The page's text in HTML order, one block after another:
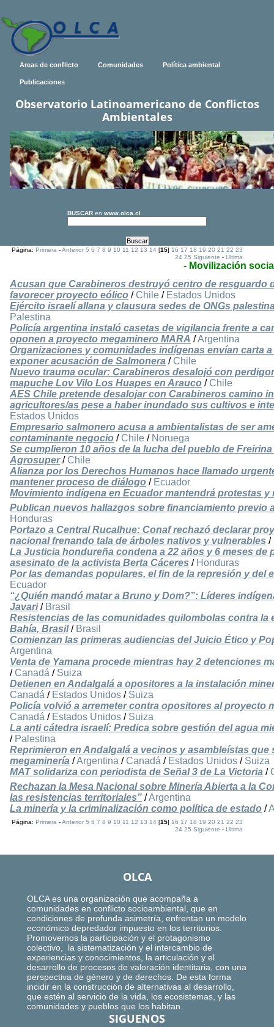
Areas de conflicto Comunidades Política ambiental
Publicaciones
Observatorio Latinoamericano de Conflictos
Ambientales
BUSCAR en www.olca.cl
Página:Primera -Anterior 5 6 7 8 9 10 11 12 13 14 [15]16 17 18 19 20 21 22 23
24 25 Siguiente -Ultima
- Movilización
Acusan que Carabineros destruyó centro de resguardo
favorecer proyecto eólico / Chile / Estados Unidos
Ejército israelí allana y clausura sedes de ONGs
Palestina
Policía argentina instaló casetas de vigilancia frente a
oponen a proyecto megaminero MARA /Argentina
Organizaciones y comunidades indígenas envían carta
exponer acusación de Salmonera / Chile
Nuevo trauma ocular: Carabineros desalojó con
mapuche Lov Vilo Los Huapes en Arauco / Chile
AES Chile pretende desalojar con Carabineros camino
agricultores/as pese a haber inundado sus cultivos e
Estados Unidos
Empresario salmonero acusa a ambientalistas de ser
contaminante negocio / Chile / Noruega
Se cumplieron 10 años de la lucha del pueblo de
Agrosuper/ Chile
Alianza por los Derechos Humanos hace llamado
mantener proceso de diálogo / Ecuador
Movimiento indígena en Ecuador mantendrá protestas y
Publican nuevos hallazgos sobre financiamiento previo
Honduras
Portazo a Central Rucalhue: Conaf rechazó declarar
nacional frenando tala de árboles nativos y vulnerables /
La Justicia hondureña condena a 22 años y 6 meses de
asesinato de la activista Berta Cáceres / Honduras
Por las demandas populares, el fin de la represión y del
Ecuador
“¿Quién mandó matar a Bruno y Dom?”: Líderes
Javari/ Brasil
Resistencias de las comunidades quilombolas contra la
Bahía, Brasil/ Brasil
Comienzan las primeras audiencias del Juicio Ético y
Argentina
Venta de Yamana procede mientras hay 2 detenciones
/ Canadá / Suiza
Detienen en Andalgalá a opositores a la instalación
Canadá / Estados Unidos / Suiza
Policía volvió a arremeter contra opositores al proyecto
Canadá / Estados Unidos / Suiza
La anti cátedra israelí: Predica sobre gestión del agua
/ Palestina
Reprimieron en Andalgalá a vecinos y asambleístas que
megaminería /Argentina / Canadá / Estados Unidos / Suiza
MAT solidariza con periodista de Señal 3 de La Victoria /
Rechazan la Mesa Nacional sobre Minería Abierta a la
las resistencias territoriales” /Argentina
La minería y la criminalización como política de estado /
Página:Primera -Anterior 5 6 7 8 9 10 11 12 13 14 [15]16 17 18 19 20 21 22 23
24 25 Siguiente -Ultima
OLCA
OLCA es una organización que acompaña a
comunidades en conflicto socioambiental, que en
condiciones de profunda asimetría, enfrentan un modelo
económico depredador impuesto en los territorios.
Promovemos la participación y el protagonismo
colectivo, la sistematización y el intercambio de
experiencias y conocimientos, la articulación y el
desarrollo de procesos de valoración identitaria, con una
perspectiva de género y de derechos. De esta forma
incidir en la construcción de alternativas al desarrollo,
que estén al servicio de la vida, los ecosistemas, y las
comunidades y pueblos que los habitan.
SIGUENOS